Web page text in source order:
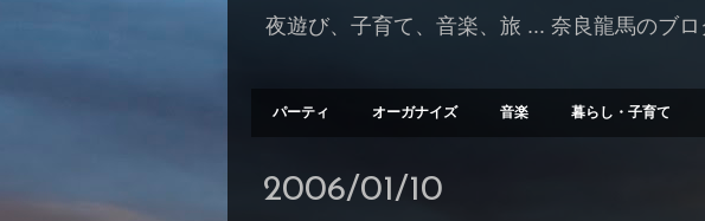
夜遊び、子育て、音楽、旅 ... 奈良龍馬のブロ
パーティ オーガナイズ 音楽 暮らし・子育て
2006/01/10